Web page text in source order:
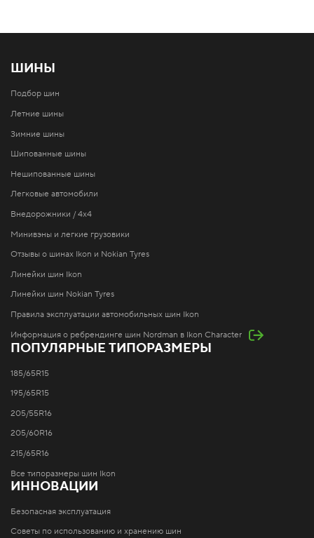
ШИНЫ
Подбор шин
Летние шины
Зимние шины
Шипованные шины
Нешипованные шины
Легковые автомобили
Внедорожники / 4x4
Минивэны и легкие грузовики
Отзывы о шинах Ikon и Nokian Tyres
Линейки шин Ikon
Линейки шин Nokian Tyres
Правила эксплуатации автомобильных шин Ikon
Информация о ребрендинге шин Nordman в Ikon Character
ПОПУЛЯРНЫЕ ТИПОРАЗМЕРЫ
185/65R15
195/65R15
205/55R16
205/60R16
215/65R16
Все типоразмеры шин Ikon
ИННОВАЦИИ
Безопасная эксплуатация
Советы по использованию и хранению шин